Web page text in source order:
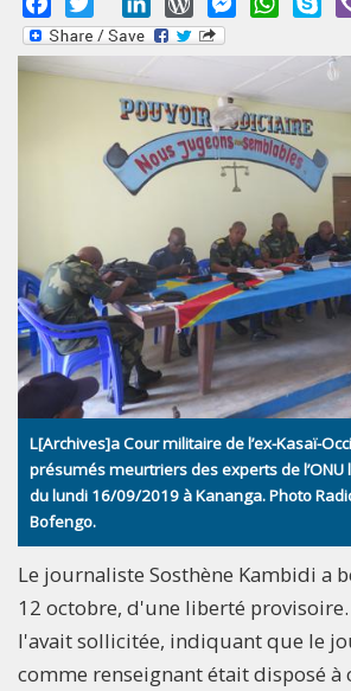
L[Archives]a Cour militaire de l’ex-Kasaï-
présumés meurtriers des experts de l’ONU
du lundi 16/09/2019 à Kananga. Photo
Bofengo.
Le journaliste Sosthène Kambidi a
12 octobre, d'une liberté provisoire.
l'avait sollicitée, indiquant que le
comme renseignant était disposé à